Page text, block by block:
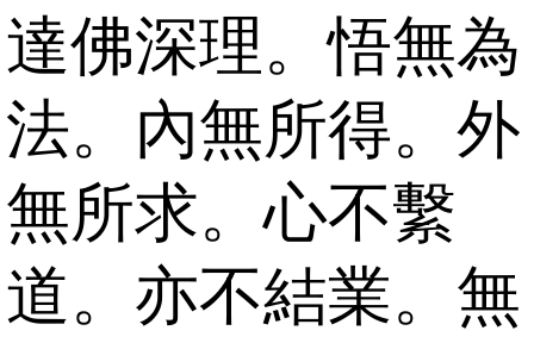
達佛深理。悟無為
法。內無所得。外
無所求。心不繫
道。亦不結業。無